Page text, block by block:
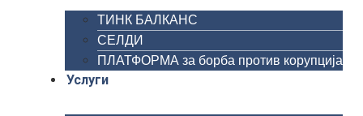
ТИНК БАЛКАНС
СЕЛДИ
ПЛАТФОРМА за борба против корупција
Услуги